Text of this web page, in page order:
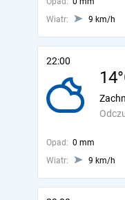
Wiatr:
9 km/h
22:00
Opad: 0 mm
Wiatr:
9 km/h